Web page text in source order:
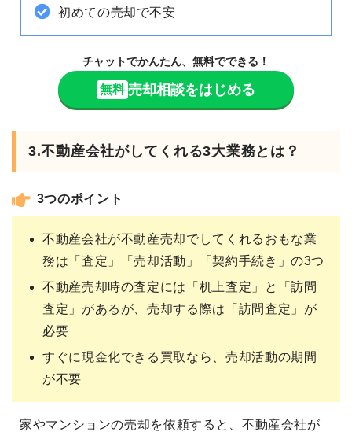
初めての売却で不安
チャットでかんたん、無料でできる！
無料 売却相談をはじめる
3.不動産会社がしてくれる3大業務とは？
3つのポイント
不動産会社が不動産売却でしてくれるおもな業
務は「査定」「売却活動」「契約手続き」の3つ
不動産売却時の査定には「机上査定」と「訪問
査定」があるが、売却する際は「訪問査定」が
必要
すぐに現金化できる買取なら、売却活動の期間
が不要
家やマンションの売却を依頼すると、不動産会社が